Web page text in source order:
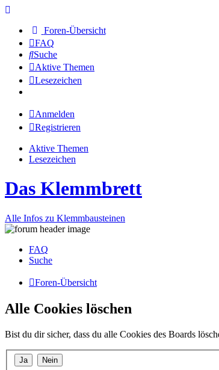
Foren-Übersicht
FAQ
Suche
Aktive Themen
Lesezeichen
Anmelden
Registrieren
Aktive Themen
Lesezeichen
Das Klemmbrett
Alle Infos zu Klemmbausteinen
FAQ
Suche
Foren-Übersicht
Alle Cookies löschen
Bist du dir sicher, dass du alle Cookies des Boards